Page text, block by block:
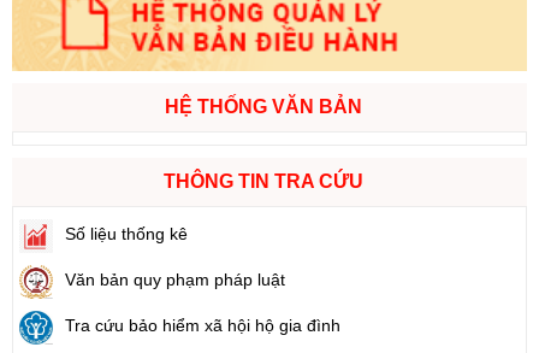
HỆ THỐNG VĂN BẢN
THÔNG TIN TRA CỨU
Số liệu thống kê
Văn bản quy phạm pháp luật
Tra cứu bảo hiểm xã hội hộ gia đình